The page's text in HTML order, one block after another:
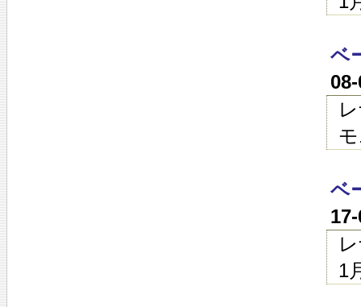
ベ
ベ
1